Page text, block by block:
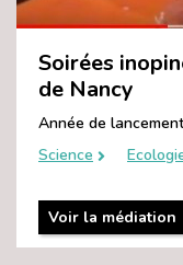
Soirées
de Nancy
Année de
Science
Voir la médiation